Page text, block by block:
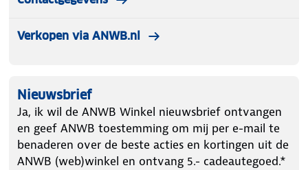
Verkopen via ANWB.nl
Nieuwsbrief
Ja, ik wil de ANWB Winkel nieuwsbrief ontvangen
en geef ANWB toestemming om mij per e-mail te
benaderen over de beste acties en kortingen uit de
ANWB (web)winkel en ontvang 5.- cadeautegoed.*